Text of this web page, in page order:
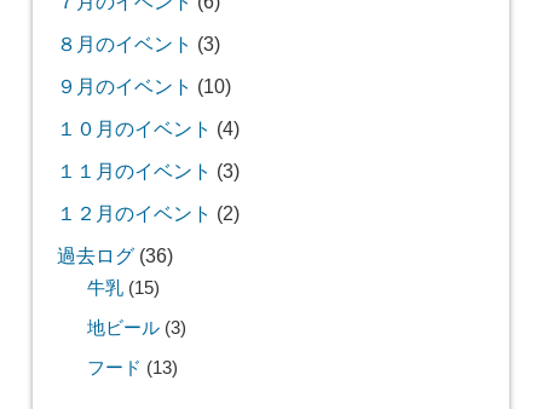
８月のイベント (3)
９月のイベント (10)
１０月のイベント (4)
１１月のイベント (3)
１２月のイベント (2)
過去ログ(36)
牛乳(15)
地ビール(3)
フード (13)